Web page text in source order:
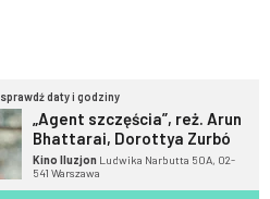
sprawdź daty i godziny
„Agent szczęścia”, reż. Arun
Bhattarai, Dorottya Zurbó
Kino Iluzjon Ludwika Narbutta 50A, 02-
541 Warszawa